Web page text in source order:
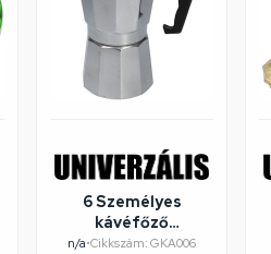
6 Személyes
kávéfőző
alumínium dobozos
n/a•Cikkszám: GKA006